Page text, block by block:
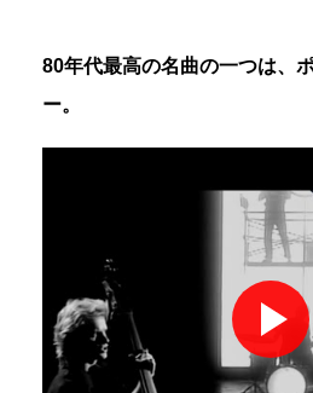
80年代最高の名曲の一つは、
ー。